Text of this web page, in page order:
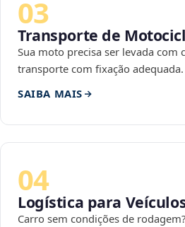
03
Transporte de
Sua moto precisa ser levada com
transporte com fixação adequada.
SAIBA MAIS
04
Logística para
Carro sem condições de